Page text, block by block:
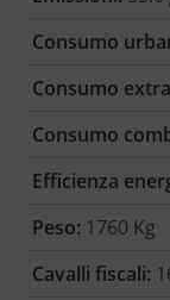
Consumo
Consumo
Consumo
Efficienza
Peso: 1760 Kg
Cavalli fiscali: